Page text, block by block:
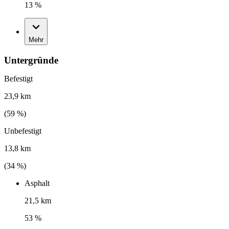
13 %
Mehr
Untergründe
Befestigt
23,9 km
(59 %)
Unbefestigt
13,8 km
(34 %)
Asphalt
21,5 km
53 %